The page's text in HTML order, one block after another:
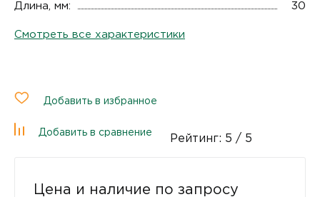
Длина, мм:
30
Смотреть все характеристики
Добавить в избранное
Добавить в сравнение
Рейтинг: 5 / 5
Цена и наличие по запросу